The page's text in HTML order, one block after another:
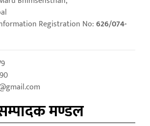
Registration No:626/074-
मण्डल